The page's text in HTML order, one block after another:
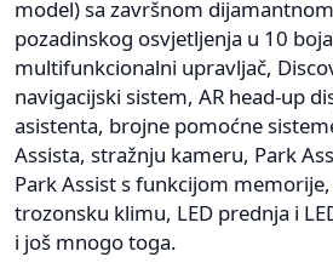
model) sa završnom
pozadinskog osvjetljenja u 10
multifunkcionalni upravljač,
navigacijski sistem, AR head-up
asistenta, brojne pomoćne
Assista, stražnju kameru, Park
Park Assist s funkcijom
trozonsku klimu, LED prednja i
i još mnogo toga.